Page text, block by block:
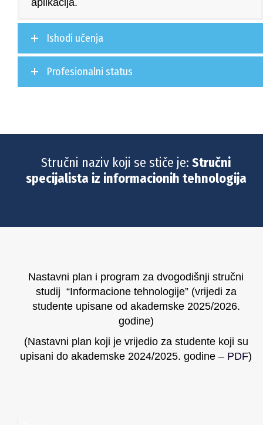
aplikacija.
Ishodi učenja
Profesionalni status
Stručni naziv koji se stiče je: Stručni
specijalista iz informacionih tehnologija
Nastavni plan i program za dvogodišnji stručni
studij “Informacione tehnologije” (vrijedi za
studente upisane od akademske 2025/2026.
godine)
(Nastavni plan koji je vrijedio za studente koji su
upisani do akademske 2024/2025. godine – PDF)